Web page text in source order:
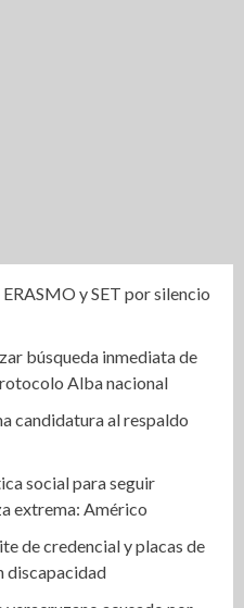
y SET por silencio
búsqueda inmediata de
Alba nacional
candidatura al respaldo
social para seguir
extrema: Américo
de credencial y placas de
discapacidad